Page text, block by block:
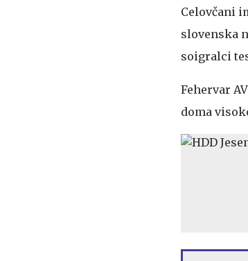
Celovčani
slovenska
soigralci
Fehervar
doma